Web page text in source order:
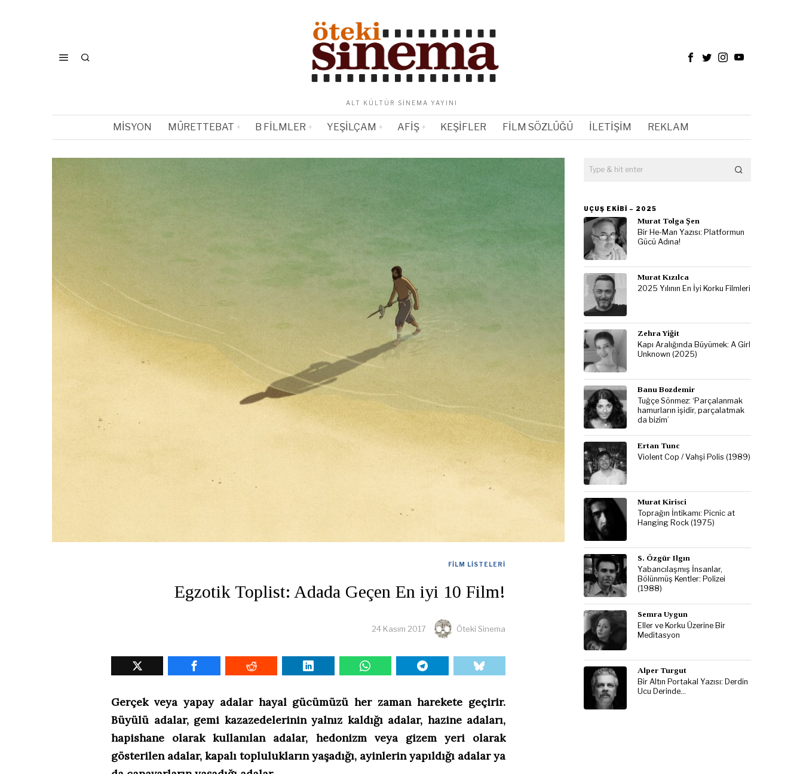
ALT KÜLTÜR SINEMA YAYINI
MISYON MÜRETTEBAT B FILMLER YEŞILÇAM AFIŞ KEŞIFLER FILM SÖZLÜĞÜ İLETIŞIM REKLAM
FILM LISTELERI
Egzotik Toplist: Adada Geçen En iyi 10 Film!
24 Kasım 2017 Öteki Sinema
Gerçek veya yapay adalar hayal gücümüzü her zaman harekete geçirir.
Büyülü adalar, gemi kazazedelerinin yalnız kaldığı adalar, hazine adaları,
hapishane olarak kullanılan adalar, hedonizm veya gizem yeri olarak
gösterilen adalar, kapalı toplulukların yaşadığı, ayinlerin yapıldığı adalar ya
UÇUŞ EKIBI – 2025
Murat Tolga Şen
Bir He-Man Yazısı: Platformun
Gücü Adına!
Murat Kızılca
2025 Yılının En İyi Korku Filmleri
Zehra Yiğit
Kapı Aralığında Büyümek: A Girl
Unknown (2025)
Banu Bozdemir
Tuğçe Sönmez: ‘Parçalanmak
hamurların işidir, parçalatmak
da bizim’
Ertan Tunc
Violent Cop / Vahşi Polis (1989)
Murat Kirisci
Toprağın İntikamı: Picnic at
Hanging Rock (1975)
S. Özgür Ilgın
Yabancılaşmış İnsanlar,
Bölünmüş Kentler: Polizei
(1988)
Semra Uygun
Eller ve Korku Üzerine Bir
Meditasyon
Alper Turgut
Bir Altın Portakal Yazısı: Derdin
Ucu Derinde…